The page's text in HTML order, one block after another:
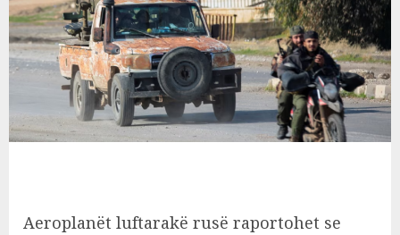
Aeroplanët luftarakë rusë raportohet se